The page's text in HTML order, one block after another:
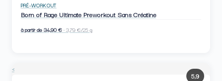
PRÉ-WORKOUT
Born of Rage Ultimate Preworkout Sans Créatine
à partir de 34,90 €· 3,79 €/25 g
<
5,9